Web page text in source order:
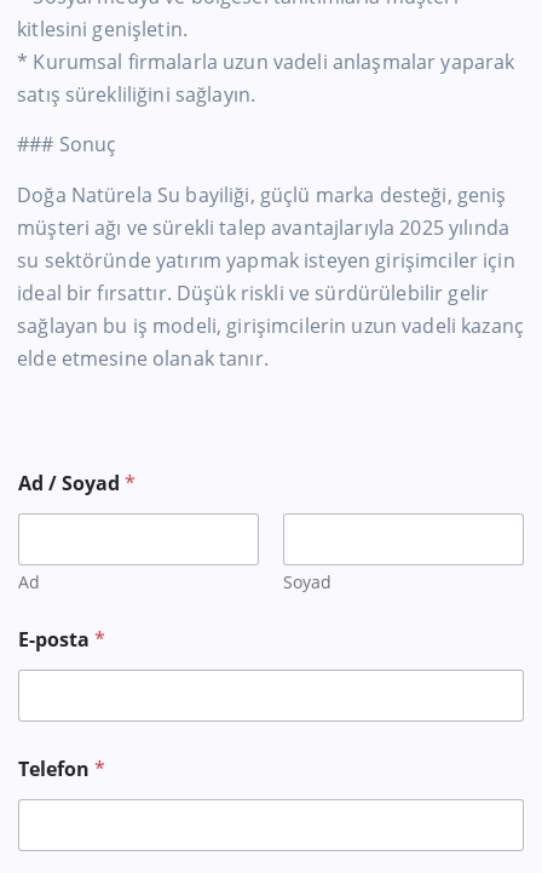
kitlesini genişletin.
* Kurumsal firmalarla uzun vadeli anlaşmalar yaparak
satış sürekliliğini sağlayın.
### Sonuç
Doğa Natürela Su bayiliği, güçlü marka desteği, geniş
müşteri ağı ve sürekli talep avantajlarıyla 2025 yılında
su sektöründe yatırım yapmak isteyen girişimciler için
ideal bir fırsattır. Düşük riskli ve sürdürülebilir gelir
sağlayan bu iş modeli, girişimcilerin uzun vadeli kazanç
elde etmesine olanak tanır.
Ad / Soyad*
Ad Soyad
E-posta*
M
e
a
Telefon*